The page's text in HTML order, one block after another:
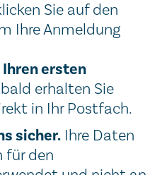
Sie auf den
Ihre Anmeldung
Ihren ersten
erhalten Sie
in Ihr Postfach.
sicher. Ihre Daten
für den